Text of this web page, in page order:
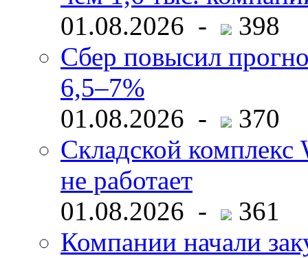
01.08.2026 -
398
Сбер повысил
6,5–7%
01.08.2026 -
370
Складской комплекс
не работает
01.08.2026 -
361
Компании начали